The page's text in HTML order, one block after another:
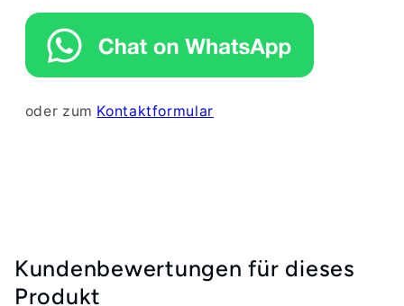
oder zum Kontaktformular
Kundenbewertungen für dieses
Produkt